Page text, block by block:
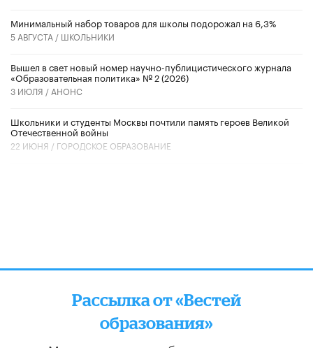
Минимальный набор товаров для школы подорожал на 6,3%
5 АВГУСТА / ШКОЛЬНИКИ
Вышел в свет новый номер научно-публицистического журнала
«Образовательная политика» № 2 (2026)
3 ИЮЛЯ / АНОНС
Школьники и студенты Москвы почтили память героев Великой
Отечественной войны
22 ИЮНЯ / ГОРОДСКОЕ ОБРАЗОВАНИЕ
Рассылка от «Вестей
образования»